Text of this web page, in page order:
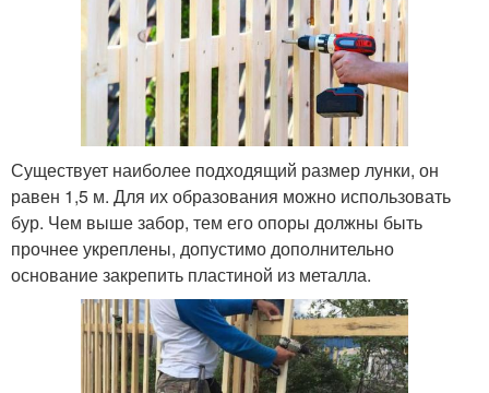
Существует наиболее подходящий размер лунки, он
равен 1,5 м. Для их образования можно использовать
бур. Чем выше забор, тем его опоры должны быть
прочнее укреплены, допустимо дополнительно
основание закрепить пластиной из металла.